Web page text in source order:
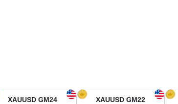
XAUUSD GM24 XAUUSD GM22